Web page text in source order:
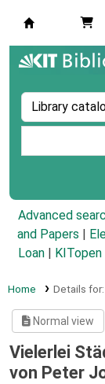
Advanced
and Papers
Loan
Home Details for:
Normal view
Vielerlei
von Peter